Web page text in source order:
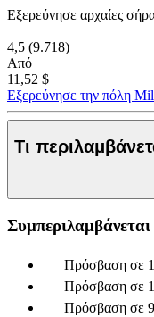
Εξερεύνησε αρχαίες
4,5 (9.718)
Από
11,52 $
Εξερεύνησε την πόλη
Τι
Συμπεριλαμβάνεται
Πρόσβαση σε
Πρόσβαση σε
Πρόσβαση σε